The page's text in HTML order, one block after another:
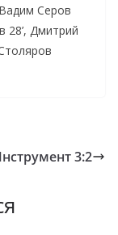
Серов
28’, Дмитрий
3:2